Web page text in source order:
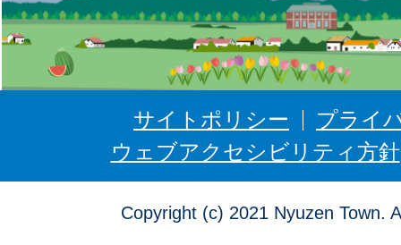
う
ぜ
サイトポリシー
プライ
ウェブアクセシビリティ方針
Copyright (c) 2021 Nyuzen Town.